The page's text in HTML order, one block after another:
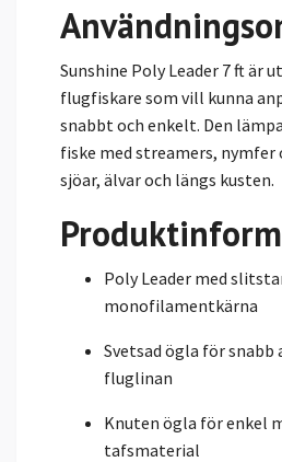
Sunshine Poly Leader 7 ft är
flugfiskare som vill kunna
snabbt och enkelt. Den
fiske med streamers,
sjöar, älvar och längs kusten.
Poly Leader med
monofilamentkärna
Svetsad ögla för
fluglinan
Knuten ögla för enkel
tafsmaterial